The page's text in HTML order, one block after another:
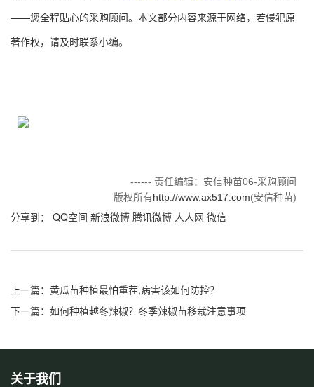
——您全程贴心的采购顾问。本文部分内容来源于网络，若侵犯原
著作权，请及时联系小编。
------ 责任编辑：安信种苗06-采购顾问
版权所有http://www.ax517.com(安信种苗)
分享到： QQ空间 新浪微博 腾讯微博 人人网 微信
上一篇： 黄瓜苗种植最怕重茬,病害该如何防控？
下一篇： 如何种植越冬辣椒？冬季辣椒苗移栽注意事项
关于我们